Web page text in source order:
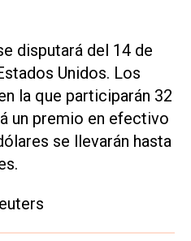
disputará del 14 de
Unidos. Los
la que participarán 32
un premio en efectivo
se llevarán hasta